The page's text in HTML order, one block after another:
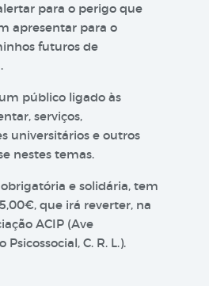
para o perigo que
apresentar para o
futuros de
público ligado às
serviços,
universitários e outros
nestes temas.
e solidária, tem
que irá reverter, na
ACIP (Ave
C. R. L.).